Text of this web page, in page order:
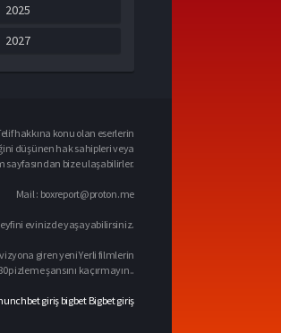
2025
2027
hakkına konu olan eserlerin
düşünen hak sahipleri veya
sayfasından bize ulaşabilirler.
Mail : boxreport@proton.me
evinizde yaşayabilirsiniz.
giren yeni Yerli filmlerin
izleme şansını kaçırmayın..
giriş bigbet Bigbet giriş